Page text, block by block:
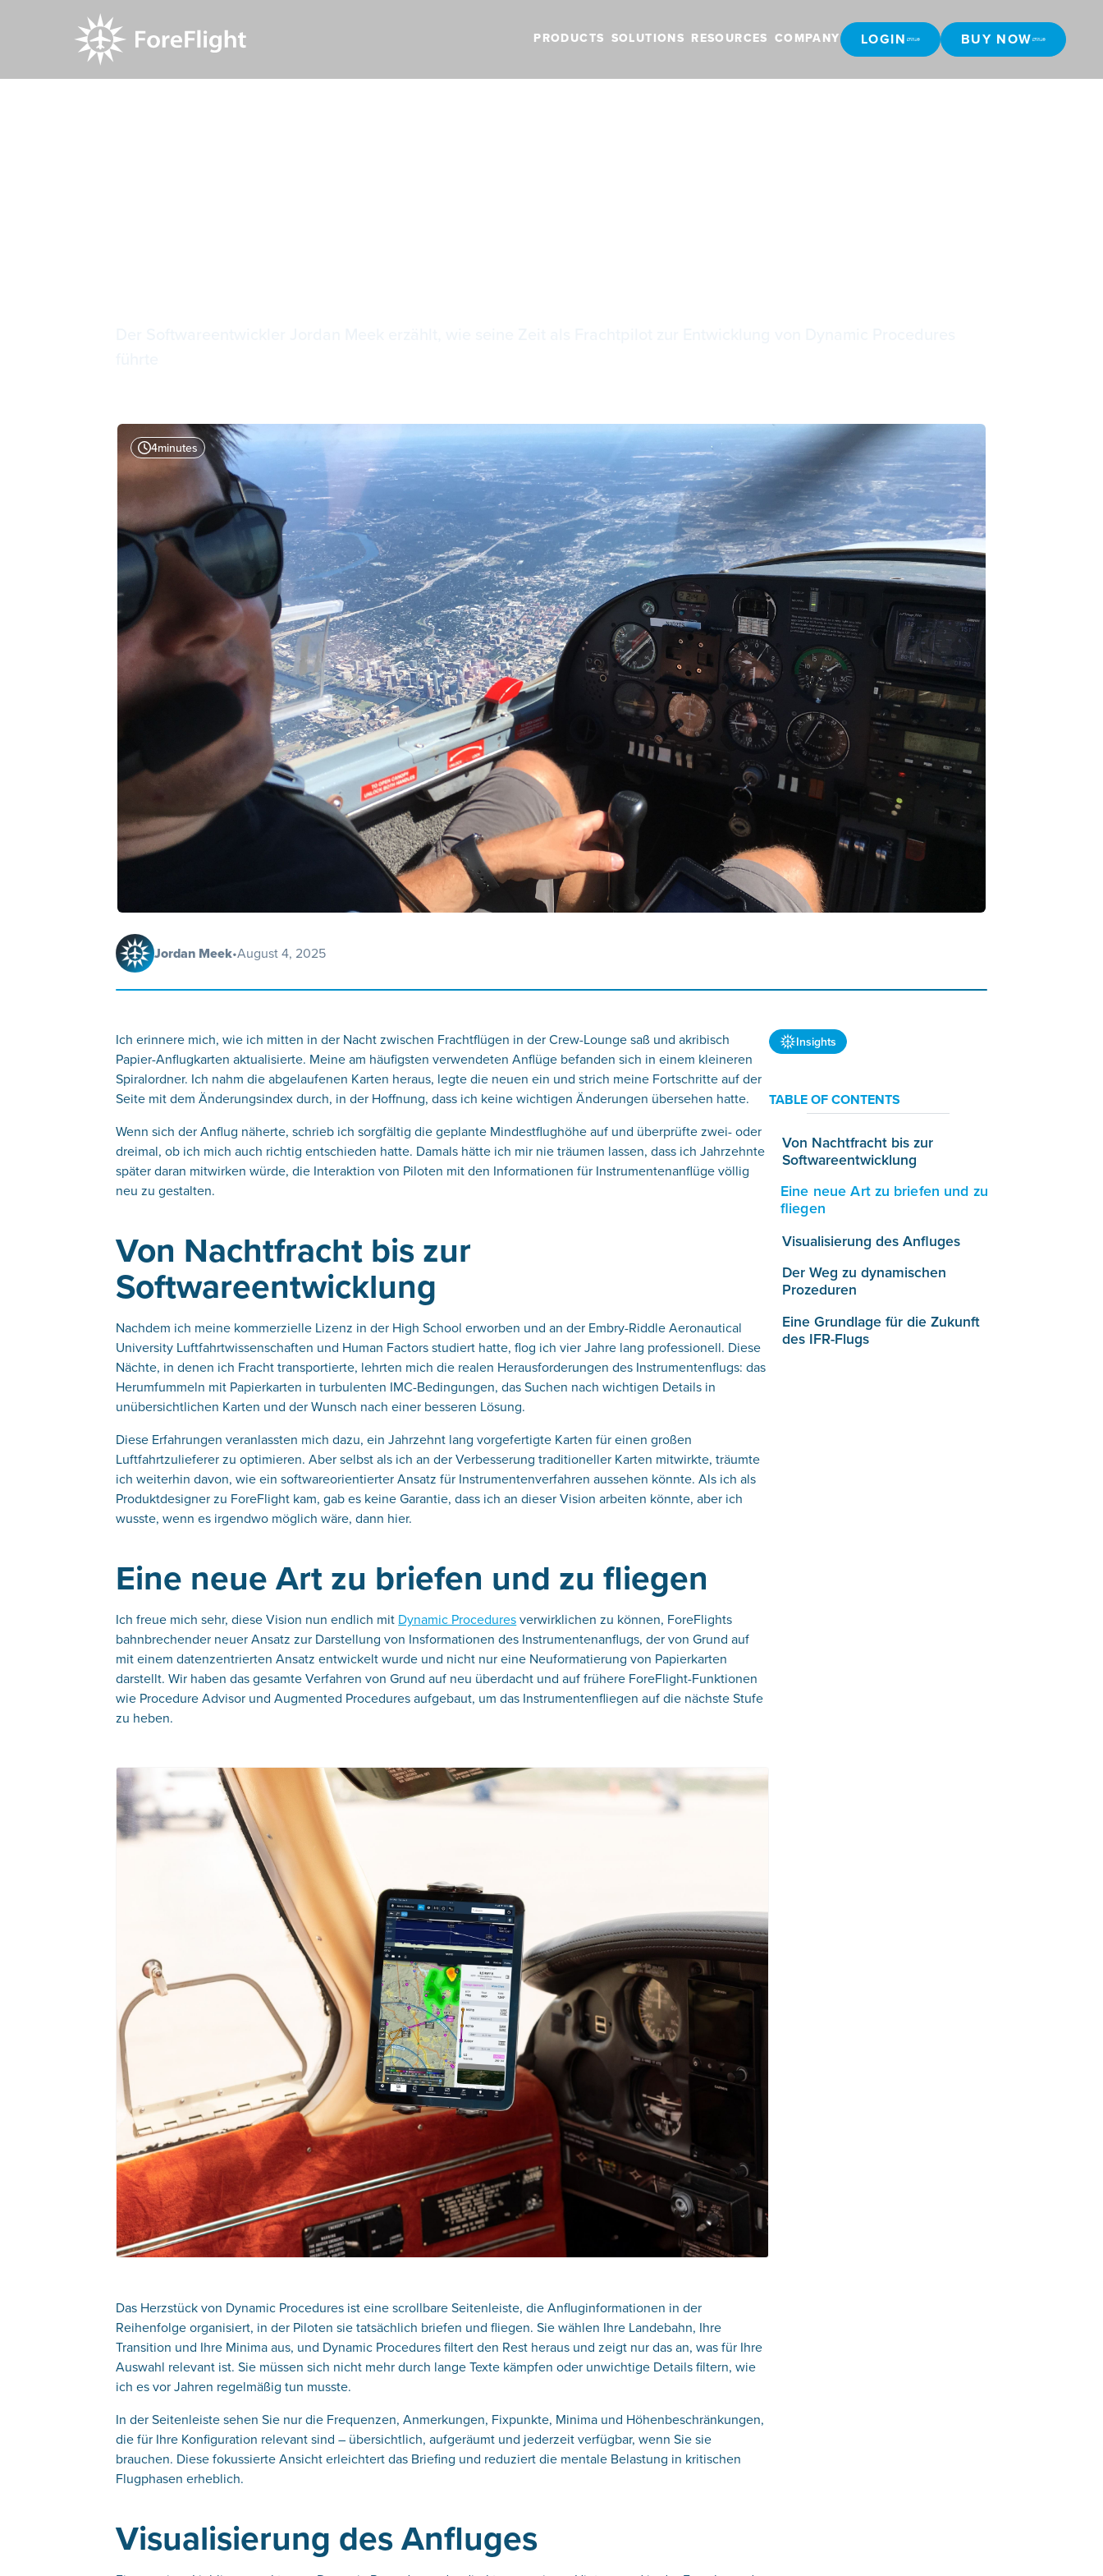
PRODUCTS SOLUTIONS RESOURCES COMPANY LOGIN BUY NOW
4minutes
Jordan Meek•August 4, 2025
Ich erinnere mich, wie ich mitten in der Nacht zwischen Frachtflügen in der Crew-Lounge saß und akribisch
Papier-Anflugkarten aktualisierte. Meine am häufigsten verwendeten Anflüge befanden sich in einem kleineren
Spiralordner. Ich nahm die abgelaufenen Karten heraus, legte die neuen ein und strich meine Fortschritte auf der
Seite mit dem Änderungsindex durch, in der Hoffnung, dass ich keine wichtigen Änderungen übersehen hatte.
Wenn sich der Anflug näherte, schrieb ich sorgfältig die geplante Mindestflughöhe auf und überprüfte zwei- oder
dreimal, ob ich mich auch richtig entschieden hatte. Damals hätte ich mir nie träumen lassen, dass ich Jahrzehnte
später daran mitwirken würde, die Interaktion von Piloten mit den Informationen für Instrumentenanflüge völlig
neu zu gestalten.
Von Nachtfracht bis zur
Softwareentwicklung
Nachdem ich meine kommerzielle Lizenz in der High School erworben und an der Embry-Riddle Aeronautical
University Luftfahrtwissenschaften und Human Factors studiert hatte, flog ich vier Jahre lang professionell. Diese
Nächte, in denen ich Fracht transportierte, lehrten mich die realen Herausforderungen des Instrumentenflugs: das
Herumfummeln mit Papierkarten in turbulenten IMC-Bedingungen, das Suchen nach wichtigen Details in
unübersichtlichen Karten und der Wunsch nach einer besseren Lösung.
Diese Erfahrungen veranlassten mich dazu, ein Jahrzehnt lang vorgefertigte Karten für einen großen
Luftfahrtzulieferer zu optimieren. Aber selbst als ich an der Verbesserung traditioneller Karten mitwirkte, träumte
ich weiterhin davon, wie ein softwareorientierter Ansatz für Instrumentenverfahren aussehen könnte. Als ich als
Produktdesigner zu ForeFlight kam, gab es keine Garantie, dass ich an dieser Vision arbeiten könnte, aber ich
wusste, wenn es irgendwo möglich wäre, dann hier.
Eine neue Art zu briefen und zu fliegen
Ich freue mich sehr, diese Vision nun endlich mit Dynamic Proceduresverwirklichen zu können, ForeFlights
bahnbrechender neuer Ansatz zur Darstellung von Insformationen des Instrumentenanflugs, der von Grund auf
mit einem datenzentrierten Ansatz entwickelt wurde und nicht nur eine Neuformatierung von Papierkarten
darstellt. Wir haben das gesamte Verfahren von Grund auf neu überdacht und auf frühere ForeFlight-Funktionen
wie Procedure Advisor und Augmented Procedures aufgebaut, um das Instrumentenfliegen auf die nächste Stufe
zu heben.
Das Herzstück von Dynamic Procedures ist eine scrollbare Seitenleiste, die Anfluginformationen in der
Reihenfolge organisiert, in der Piloten sie tatsächlich briefen und fliegen. Sie wählen Ihre Landebahn, Ihre
Transition und Ihre Minima aus, und Dynamic Procedures filtert den Rest heraus und zeigt nur das an, was für Ihre
Auswahl relevant ist. Sie müssen sich nicht mehr durch lange Texte kämpfen oder unwichtige Details filtern, wie
ich es vor Jahren regelmäßig tun musste.
In der Seitenleiste sehen Sie nur die Frequenzen, Anmerkungen, Fixpunkte, Minima und Höhenbeschränkungen,
die für Ihre Konfiguration relevant sind – übersichtlich, aufgeräumt und jederzeit verfügbar, wenn Sie sie
brauchen. Diese fokussierte Ansicht erleichtert das Briefing und reduziert die mentale Belastung in kritischen
Flugphasen erheblich.
Visualisierung des Anfluges
Insights
TABLE OF CONTENTS
Von Nachtfracht bis zur
Softwareentwicklung
Eine neue Art zu briefen und zu
fliegen
Visualisierung des Anfluges
Der Weg zu dynamischen
Prozeduren
Eine Grundlage für die Zukunft
des IFR-Flugs